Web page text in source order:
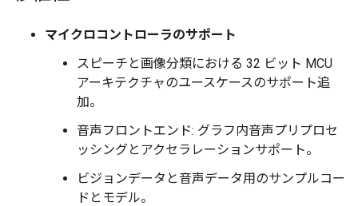
マイクロコントローラのサポート
スピーチと画像分類における 32 ビット MCU
アーキテクチャのユースケースのサポート追
加。
音声フロントエンド: グラフ内音声プリプロセ
ッシングとアクセラレーションサポート。
ビジョンデータと音声データ用のサンプルコー
ドとモデル。